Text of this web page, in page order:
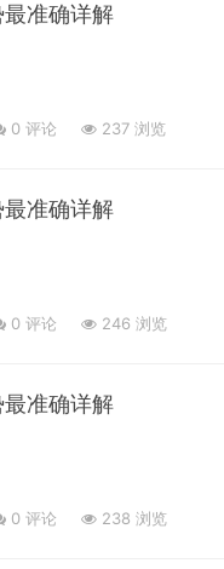
准确详解
0 评论 237 浏览
准确详解
0 评论 246 浏览
准确详解
0 评论 238 浏览